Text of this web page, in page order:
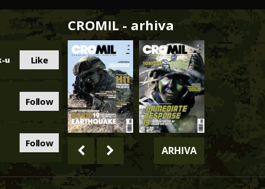
u Like
Follow
Follow
CROMIL - arhiva
ARHIVA